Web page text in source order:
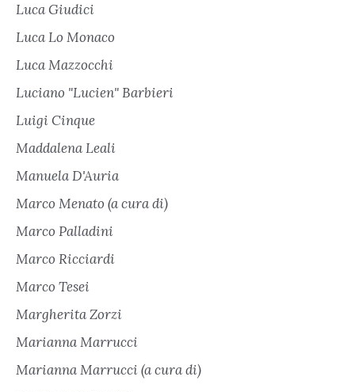
Luca Giudici
Luca Lo Monaco
Luca Mazzocchi
Luciano "Lucien" Barbieri
Luigi Cinque
Maddalena Leali
Manuela D'Auria
Marco Menato (a cura di)
Marco Palladini
Marco Ricciardi
Marco Tesei
Margherita Zorzi
Marianna Marrucci
Marianna Marrucci (a cura di)